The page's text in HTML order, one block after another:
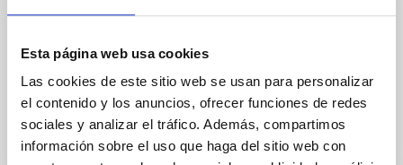
Esta página web usa cookies
Las cookies de este sitio web se usan para personalizar
el contenido y los anuncios, ofrecer funciones de redes
sociales y analizar el tráfico. Además, compartimos
información sobre el uso que haga del sitio web con
excelentes resultados científicos y tecnológicos,
"reserva astronómica", atrayendo infraestructuras
un centro de referencia en Europa para la
formación de personal investigador y técnico y
transfiriendo el conocimiento entre las
comunidades científicas.